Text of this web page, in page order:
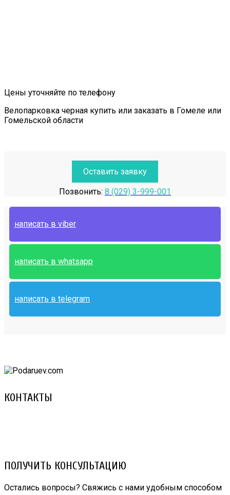
Цены уточняйте по телефону
Велопарковка черная купить или заказать в Гомеле или
Гомельской области
Оставить заявку
Позвонить: 8 (029) 3-999-001
написать в viber
написать в whatsapp
написать в telegram
КОНТАКТЫ
ПОЛУЧИТЬ КОНСУЛЬТАЦИЮ
Остались вопросы? Свяжись с нами удобным способом